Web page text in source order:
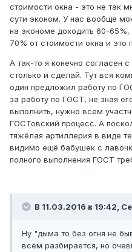
стоимости окна - это не так
сути эконом. У нас вообще
на экономе доходить 60-
70% от стоимости окна и это
А так-то я конечно согласен
столько и сделай. Тут вся
один предложил работу по
за работу по ГОСТ, не зная
выполнить, нужно всем
ГОСТовский процесс. А
тяжёлая артиллерия в виде
видимо ещё бабушек с
полного выполнения ГОСТ
В 11.03.2016 в 19:42,
Ну "дыма то без огня не
всём разбирается, но